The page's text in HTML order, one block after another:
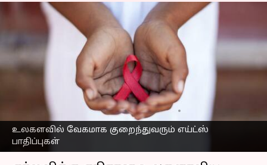
உலகளவில் வேகமாக குறைந்துவரும் எய்ட்ஸ்
பாதிப்புகள்
வேகமாக குறைந்துவரும்
பாதிப்புகள்; எச்ஐவியை
எதிர்கொள்வதில்
உலகளாவிய
முன்னேற்றம்
எழுதியவர் Sekar Chinnappan Nov 26, 2024 08:13 pm
செய்தி முன்னோட்டம்